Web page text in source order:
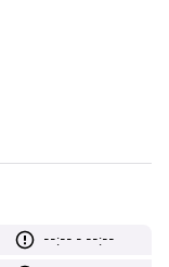
--:-- - --:--